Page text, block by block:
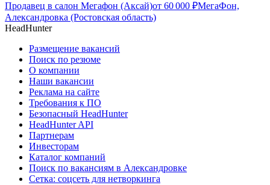
Продавец в салон Мегафон (Аксай)от 60 000 ₽МегаФон,
Александровка (Ростовская область)
HeadHunter
Размещение вакансий
Поиск по резюме
О компании
Наши вакансии
Реклама на сайте
Требования к ПО
Безопасный HeadHunter
HeadHunter API
Партнерам
Инвесторам
Каталог компаний
Поиск по вакансиям в Александровке
Сетка: соцсеть для нетворкинга